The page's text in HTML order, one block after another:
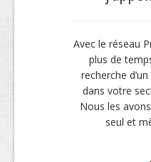
Avec le réseau
plus de
recherche
dans votre
Nous les
seul et